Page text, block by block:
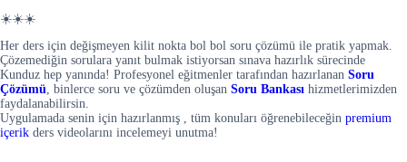
☀️☀️☀️
Her ders için değişmeyen kilit nokta bol bol soru çözümü ile pratik yapmak.
Çözemediğin sorulara yanıt bulmak istiyorsan sınava hazırlık sürecinde
Kunduz hep yanında! Profesyonel eğitmenler tarafından hazırlanan Soru
Çözümü, binlerce soru ve çözümden oluşan Soru Bankası hizmetlerimizden
faydalanabilirsin.
Uygulamada senin için hazırlanmış , tüm konuları öğrenebileceğin premium
içerik ders videolarını incelemeyi unutma!